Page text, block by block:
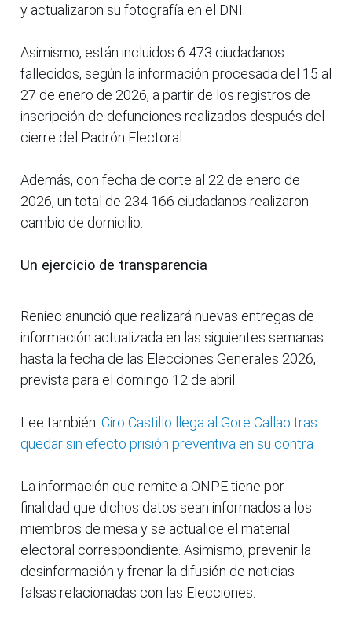
y actualizaron su fotografía en el DNI.
Asimismo, están incluidos 6 473 ciudadanos
fallecidos, según la información procesada del 15 al
27 de enero de 2026, a partir de los registros de
inscripción de defunciones realizados después del
cierre del Padrón Electoral.
Además, con fecha de corte al 22 de enero de
2026, un total de 234 166 ciudadanos realizaron
cambio de domicilio.
Un ejercicio de transparencia
Reniec anunció que realizará nuevas entregas de
información actualizada en las siguientes semanas
hasta la fecha de las Elecciones Generales 2026,
prevista para el domingo 12 de abril.
Lee también: Ciro Castillo llega al Gore Callao tras
quedar sin efecto prisión preventiva en su contra
La información que remite a ONPE tiene por
finalidad que dichos datos sean informados a los
miembros de mesa y se actualice el material
electoral correspondiente. Asimismo, prevenir la
desinformación y frenar la difusión de noticias
falsas relacionadas con las Elecciones.